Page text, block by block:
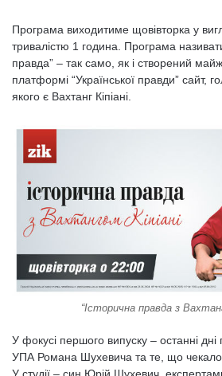
Програма виходитиме щовівторка у
тривалістю 1 година. Програма
правда” – так само, як і створений
платформі “Української правди” сайт,
якого є Вахтанг Кіпіані.
“Історична правда з
У фокусі першого випуску – останні
УПА Романа Шухевича та те, що чекало